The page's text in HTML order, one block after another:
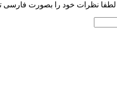
لطفا نظرات خود را بصورت فارسی